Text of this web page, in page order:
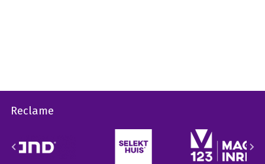
Reclame